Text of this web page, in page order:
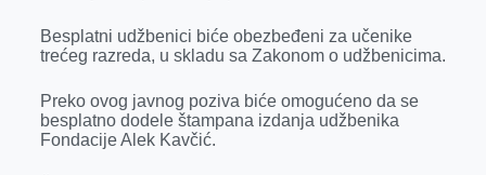
Besplatni udžbenici biće obezbeđeni za učenike
trećeg razreda, u skladu sa Zakonom o udžbenicima.
Preko ovog javnog poziva biće omogućeno da se
besplatno dodele štampana izdanja udžbenika
Fondacije Alek Kavčić.